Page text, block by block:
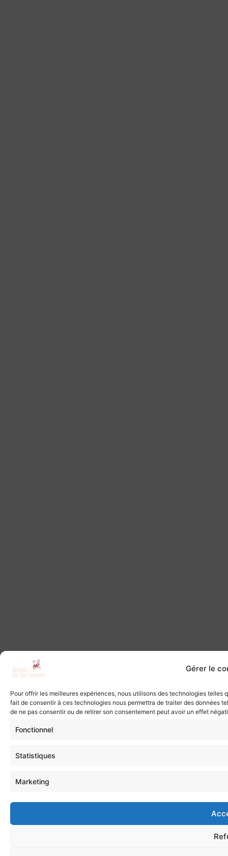
Gérer le
Pour offrir les meilleures expériences, nous utilisons des technologies
fait de consentir à ces technologies nous permettra de traiter des données
de ne pas consentir ou de retirer son consentement peut avoir un effet
Fonctionnel
Statistiques
Marketing